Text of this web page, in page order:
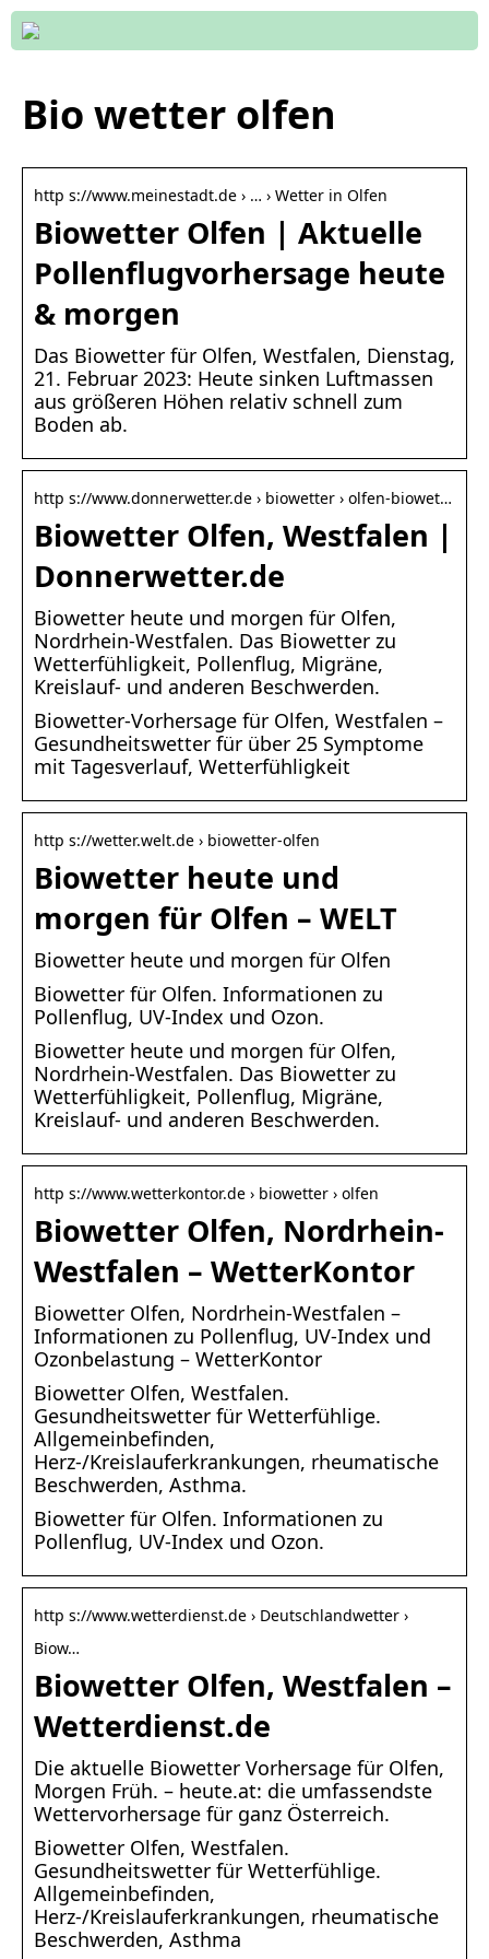
Bio wetter olfen
http s://www.meinestadt.de › … › Wetter in Olfen
Biowetter Olfen | Aktuelle
Pollenflugvorhersage heute
& morgen
Das Biowetter für Olfen, Westfalen, Dienstag,
21. Februar 2023: Heute sinken Luftmassen
aus größeren Höhen relativ schnell zum
Boden ab.
http s://www.donnerwetter.de › biowetter › olfen-biowet…
Biowetter Olfen, Westfalen |
Donnerwetter.de
Biowetter heute und morgen für Olfen,
Nordrhein-Westfalen. Das Biowetter zu
Wetterfühligkeit, Pollenflug, Migräne,
Kreislauf- und anderen Beschwerden.
Biowetter-Vorhersage für Olfen, Westfalen –
Gesundheitswetter für über 25 Symptome
mit Tagesverlauf, Wetterfühligkeit
http s://wetter.welt.de › biowetter-olfen
Biowetter heute und
morgen für Olfen – WELT
Biowetter heute und morgen für Olfen
Biowetter für Olfen. Informationen zu
Pollenflug, UV-Index und Ozon.
Biowetter heute und morgen für Olfen,
Nordrhein-Westfalen. Das Biowetter zu
Wetterfühligkeit, Pollenflug, Migräne,
Kreislauf- und anderen Beschwerden.
http s://www.wetterkontor.de › biowetter › olfen
Biowetter Olfen, Nordrhein-
Westfalen – WetterKontor
Biowetter Olfen, Nordrhein-Westfalen –
Informationen zu Pollenflug, UV-Index und
Ozonbelastung – WetterKontor
Biowetter Olfen, Westfalen.
Gesundheitswetter für Wetterfühlige.
Allgemeinbefinden,
Herz-/Kreislauferkrankungen, rheumatische
Beschwerden, Asthma.
Biowetter für Olfen. Informationen zu
Pollenflug, UV-Index und Ozon.
http s://www.wetterdienst.de › Deutschlandwetter ›
Biow…
Biowetter Olfen, Westfalen –
Wetterdienst.de
Die aktuelle Biowetter Vorhersage für Olfen,
Morgen Früh. – heute.at: die umfassendste
Wettervorhersage für ganz Österreich.
Biowetter Olfen, Westfalen.
Gesundheitswetter für Wetterfühlige.
Allgemeinbefinden,
Herz-/Kreislauferkrankungen, rheumatische
Beschwerden, Asthma